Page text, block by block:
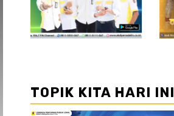
TOPIK KITA HARI INI